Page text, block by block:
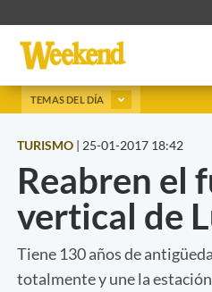
TEMAS DEL DÍA
TURISMO | 25-01-2017 18:42
Reabren el
vertical de
Tiene 130 años de
totalmente y une la